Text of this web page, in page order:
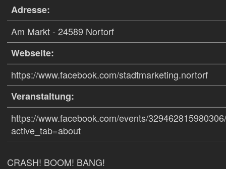
Adresse:
Am Markt - 24589 Nortorf
Webseite:
https://www.facebook.com/stadtmarketing.nortorf
Veranstaltung:
https://www.facebook.com/events/
active_tab=about
CRASH! BOOM! BANG!